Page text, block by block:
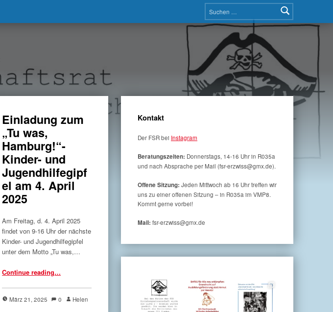
Suchen nach:
Einladung zum
„Tu was,
Hamburg!“-
Kinder- und
Jugendhilfegipf
el am 4. April
2025
Am Freitag, d. 4. April 2025
findet von 9-16 Uhr der nächste
Kinder- und Jugendhilfegipfel
unter dem Motto „Tu was,…
Continue reading“Einladung zum „Tu was, Hamburg!“-Kinder- und Jugendhilfegipfel am 4. April 2025”
…
März 21, 2025 0 Helen
Kontakt
Der FSR bei Instagram
Beratungszeiten: Donnerstags, 14-16 Uhr in R035a
und nach Absprache per Mail (fsr-erzwiss@gmx.de).
Offene Sitzung: Jeden Mittwoch ab 16 Uhr treffen wir
uns zu einer offenen Sitzung – in R035a im VMP8.
Kommt gerne vorbei!
Mail: fsr-erzwiss@gmx.de